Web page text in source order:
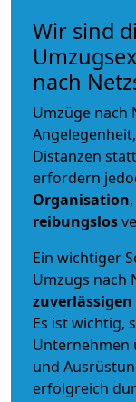
Wir sind
nach
Umzüge nach
Distanzen
erfordern
Organisation
reibungslos
Ein wichtiger
Umzugs nach
zuverlässigen
Es ist wichtig,
Unternehmen
und
erfolgreich